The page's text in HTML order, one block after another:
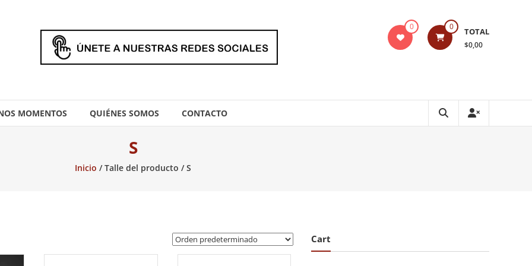
0 0 TOTAL
$0,00
MOMENTOS QUIÉNES SOMOS CONTACTO
S
Inicio / Talle del producto / S
Cart